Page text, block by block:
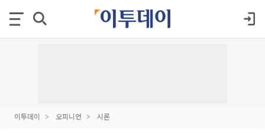
이투데이 오피니언 시론